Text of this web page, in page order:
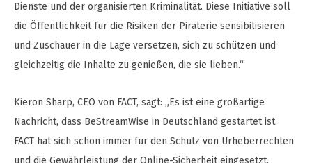
Dienste und der organisierten Kriminalität. Diese Initiative soll
die Öffentlichkeit für die Risiken der Piraterie sensibilisieren
und Zuschauer in die Lage versetzen, sich zu schützen und
gleichzeitig die Inhalte zu genießen, die sie lieben.“
Kieron Sharp, CEO von FACT, sagt: „Es ist eine großartige
Nachricht, dass BeStreamWise in Deutschland gestartet ist.
FACT hat sich schon immer für den Schutz von Urheberrechten
und die Gewährleistung der Online-Sicherheit eingesetzt.